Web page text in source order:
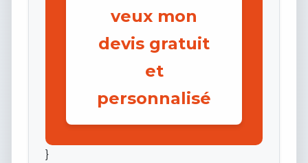
veux mon
devis gratuit
et
personnalisé
}